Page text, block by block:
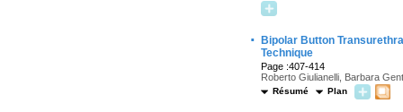
·
Bipolar Button
Technique
Page :407-414
Roberto Giulianelli, Barbara
Résumé Plan